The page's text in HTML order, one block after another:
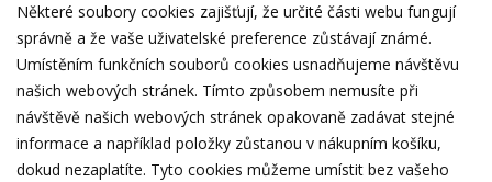
Některé soubory cookies zajišťují, že určité části webu fungují
správně a že vaše uživatelské preference zůstávají známé.
Umístěním funkčních souborů cookies usnadňujeme návštěvu
našich webových stránek. Tímto způsobem nemusíte při
návštěvě našich webových stránek opakovaně zadávat stejné
informace a například položky zůstanou v nákupním košíku,
dokud nezaplatíte. Tyto cookies můžeme umístit bez vašeho